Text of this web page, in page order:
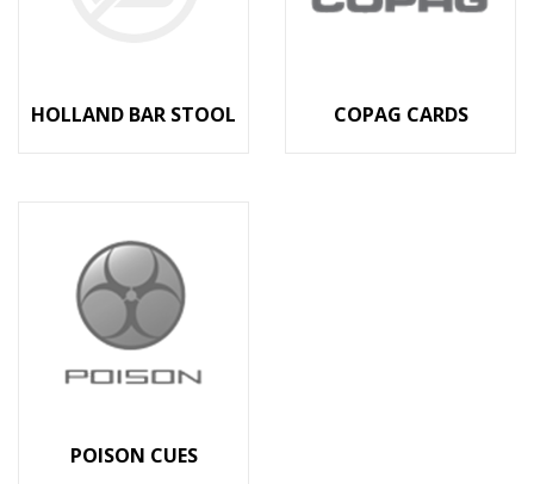
HOLLAND BAR STOOL COPAG CARDS
POISON CUES